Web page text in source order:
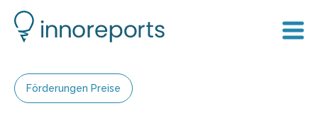
Förderungen Preise